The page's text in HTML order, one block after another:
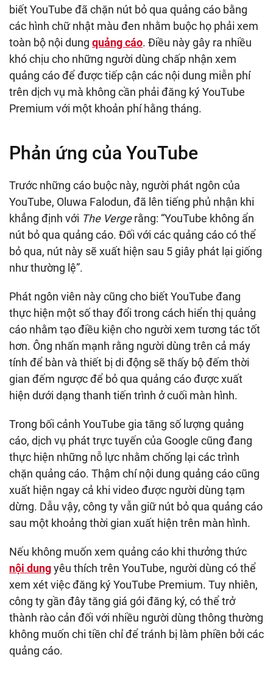
biết YouTube đã chặn nút bỏ qua quảng cáo bằng
các hình chữ nhật màu đen nhằm buộc họ phải xem
toàn bộ nội dung quảng cáo. Điều này gây ra nhiều
khó chịu cho những người dùng chấp nhận xem
quảng cáo để được tiếp cận các nội dung miễn phí
trên dịch vụ mà không cần phải đăng ký YouTube
Premium với một khoản phí hằng tháng.
Phản ứng của YouTube
Trước những cáo buộc này, người phát ngôn của
YouTube, Oluwa Falodun, đã lên tiếng phủ nhận khi
khẳng định với The Vergerằng: “YouTube không ẩn
nút bỏ qua quảng cáo. Đối với các quảng cáo có thể
bỏ qua, nút này sẽ xuất hiện sau 5 giây phát lại giống
như thường lệ”.
Phát ngôn viên này cũng cho biết YouTube đang
thực hiện một số thay đổi trong cách hiển thị quảng
cáo nhằm tạo điều kiện cho người xem tương tác tốt
hơn. Ông nhấn mạnh rằng người dùng trên cả máy
tính để bàn và thiết bị di động sẽ thấy bộ đếm thời
gian đếm ngược để bỏ qua quảng cáo được xuất
hiện dưới dạng thanh tiến trình ở cuối màn hình.
Trong bối cảnh YouTube gia tăng số lượng quảng
cáo, dịch vụ phát trực tuyến của Google cũng đang
thực hiện những nỗ lực nhằm chống lại các trình
chặn quảng cáo. Thậm chí nội dung quảng cáo cũng
xuất hiện ngay cả khi video được người dùng tạm
dừng. Dẫu vậy, công ty vẫn giữ nút bỏ qua quảng cáo
sau một khoảng thời gian xuất hiện trên màn hình.
Nếu không muốn xem quảng cáo khi thưởng thức
nội dungyêu thích trên YouTube, người dùng có thể
xem xét việc đăng ký YouTube Premium. Tuy nhiên,
công ty gần đây tăng giá gói đăng ký, có thể trở
thành rào cản đối với nhiều người dùng thông thường
không muốn chi tiền chỉ để tránh bị làm phiền bởi các
quảng cáo.